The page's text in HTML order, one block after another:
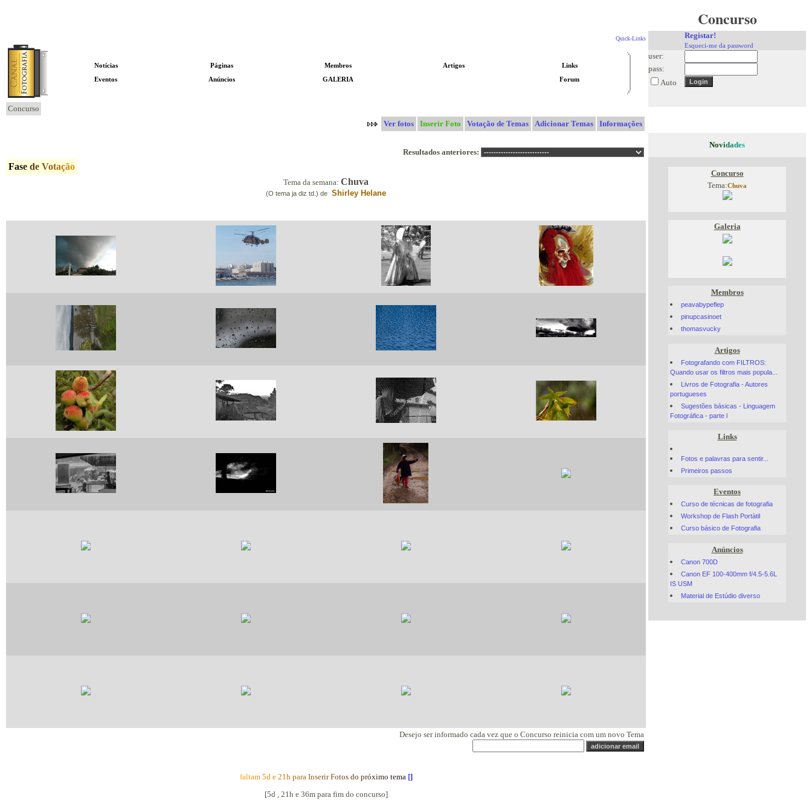
Quick-Links
Notícias Páginas Membros Artigos Links
Eventos Anúncios GALERIA Forum
Concurso
Ver fotos
Inserir Foto Votação de Temas Adicionar Temas Informações
Resultados anteriores:
Fase de Votação
Tema da semana: Chuva
(O tema ja diz td.) de Shirley Helane
Desejo ser informado cada vez que o Concurso reinicia com um novo Tema
faltam 5d e 21h para Inserir Fotos do próximo tema []
[5d , 21h e 36m para fim do concurso]
Concurso
Registar!
Esqueci-me da password
user:
pass:
Auto
Novidades
Concurso
Tema:Chuva
Galeria
Membros
peavabypeflep
pinupcasinoet
thomasvucky
Artigos
Fotografando com FILTROS:
Quando usar os filtros mais popula...
Livros de Fotografia - Autores
portugueses
Sugestões básicas - Linguagem
Fotográfica - parte l
Links
Fotos e palavras para sentir...
Primeiros passos
Eventos
Curso de técnicas de fotografia
Workshop de Flash Portàtil
Curso básico de Fotografia
Anúncios
Canon 700D
Canon EF 100-400mm f/4.5-5.6L
IS USM
Material de Estúdio diverso